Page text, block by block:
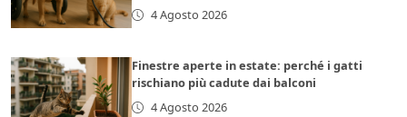
4 Agosto 2026
Finestre aperte in estate: perché i gatti
rischiano più cadute dai balconi
4 Agosto 2026